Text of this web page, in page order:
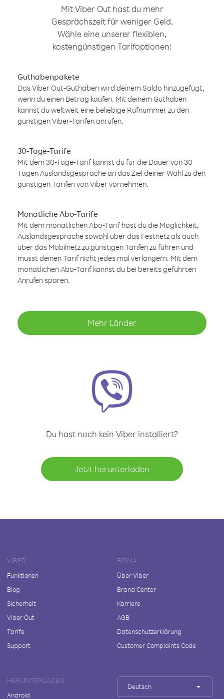
Mit Viber Out hast du mehr
Gesprächszeit für weniger Geld.
Wähle eine unserer flexiblen,
kostengünstigen Tarifoptionen:
Guthabenpakete
Das Viber Out-Guthaben wird deinem Saldo hinzugefügt,
wenn du einen Betrag kaufen. Mit deinem Guthaben
kannst du weltweit eine beliebige Rufnummer zu den
günstigen Viber-Tarifen anrufen.
30-Tage-Tarife
Mit dem 30-Tage-Tarif kannst du für die Dauer von 30
Tagen Auslandsgespräche an das Ziel deiner Wahl zu den
günstigen Tarifen von Viber vornehmen.
Monatliche Abo-Tarife
Mit dem monatlichen Abo-Tarif hast du die Möglichkeit,
Auslandsgespräche sowohl über das Festnetz als auch
über das Mobilnetz zu günstigen Tarifen zu führen und
musst deinen Tarif nicht jedes mal verlängern. Mit dem
monatlichen Abo-Tarif kannst du bei bereits geführten
Anrufen sparen.
Mehr Länder
Du hast noch kein Viber installiert?
Jetzt herunterladen
VIBER
Funktionen
Blog
Sicherheit
Viber Out
Tarife
Support
FIRMA
Über Viber
Brand Center
Karriere
AGB
Datenschutzerklärung
Customer Complaints Code
HERUNTERLADEN
Android
Deutsch